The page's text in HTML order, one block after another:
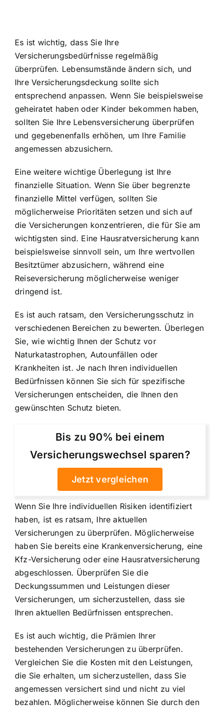
Es ist wichtig, dass Sie Ihre
Versicherungsbedürfnisse regelmäßig
überprüfen. Lebensumstände ändern sich, und
Ihre Versicherungsdeckung sollte sich
entsprechend anpassen. Wenn Sie beispielsweise
geheiratet haben oder Kinder bekommen haben,
sollten Sie Ihre Lebensversicherung überprüfen
und gegebenenfalls erhöhen, um Ihre Familie
angemessen abzusichern.
Eine weitere wichtige Überlegung ist Ihre
finanzielle Situation. Wenn Sie über begrenzte
finanzielle Mittel verfügen, sollten Sie
möglicherweise Prioritäten setzen und sich auf
die Versicherungen konzentrieren, die für Sie am
wichtigsten sind. Eine Hausratversicherung kann
beispielsweise sinnvoll sein, um Ihre wertvollen
Besitztümer abzusichern, während eine
Reiseversicherung möglicherweise weniger
dringend ist.
Es ist auch ratsam, den Versicherungsschutz in
verschiedenen Bereichen zu bewerten. Überlegen
Sie, wie wichtig Ihnen der Schutz vor
Naturkatastrophen, Autounfällen oder
Krankheiten ist. Je nach Ihren individuellen
Bedürfnissen können Sie sich für spezifische
Versicherungen entscheiden, die Ihnen den
gewünschten Schutz bieten.
Bis zu 90% bei einem
Versicherungswechsel sparen?
Jetzt vergleichen
Wenn Sie Ihre individuellen Risiken identifiziert
haben, ist es ratsam, Ihre aktuellen
Versicherungen zu überprüfen. Möglicherweise
haben Sie bereits eine Krankenversicherung, eine
Kfz-Versicherung oder eine Hausratversicherung
abgeschlossen. Überprüfen Sie die
Deckungssummen und Leistungen dieser
Versicherungen, um sicherzustellen, dass sie
Ihren aktuellen Bedürfnissen entsprechen.
Es ist auch wichtig, die Prämien Ihrer
bestehenden Versicherungen zu überprüfen.
Vergleichen Sie die Kosten mit den Leistungen,
die Sie erhalten, um sicherzustellen, dass Sie
angemessen versichert sind und nicht zu viel
bezahlen. Möglicherweise können Sie durch den